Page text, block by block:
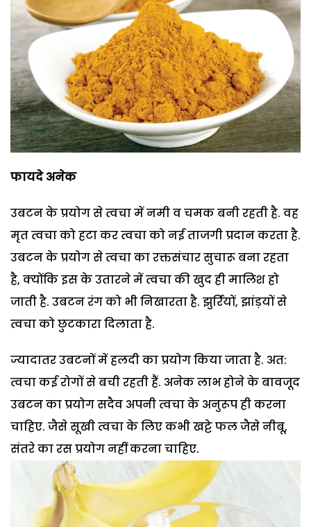
फायदे अनेक
उबटन के प्रयोग से त्वचा में नमी व चमक बनी रहती है. वह
मृत त्वचा को हटा कर त्वचा को नई ताजगी प्रदान करता है.
उबटन के प्रयोग से त्वचा का रक्तसंचार सुचारू बना रहता
है, क्योंकि इस के उतारने में त्वचा की खुद ही मालिश हो
जाती है. उबटन रंग को भी निखारता है. झुर्रियों, झांड़यों से
त्वचा को छुटकारा दिलाता है.
ज्यादातर उबटनों में हलदी का प्रयोग किया जाता है. अत:
त्वचा कई रोगों से बची रहती हैं. अनेक लाभ होने के बावजूद
उबटन का प्रयोग सदैव अपनी त्वचा के अनुरूप ही करना
चाहिए. जैसे सूखी त्वचा के लिए कभी खट्टे फल जैसे नीबू,
संतरे का रस प्रयोग नहीं करना चाहिए.